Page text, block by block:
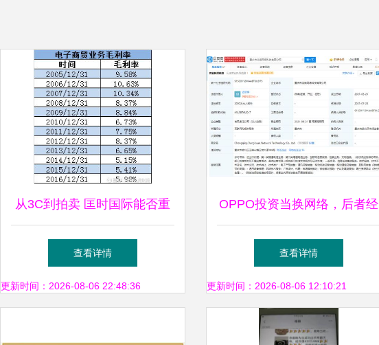
从3C到拍卖 匡时国际能否重
振宏图高科的旧梦新局
查看详情
更新时间：2026-08-06 22:48:36
OPPO投资当换网络，后者经
营范围含文物拍卖与拍卖业务
查看详情
更新时间：2026-08-06 12:10:21